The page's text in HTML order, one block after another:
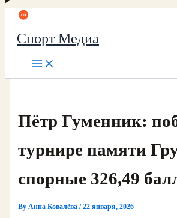
Спорт Медиа
Пётр Гуменник:
турнире памяти
спорные 326,49
ByАнна Ковалёва/22 января, 2026